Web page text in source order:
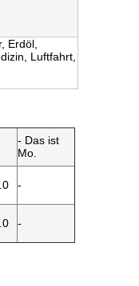
Erdöl,
Luftfahrt,
- Das ist
Mo.
-
-